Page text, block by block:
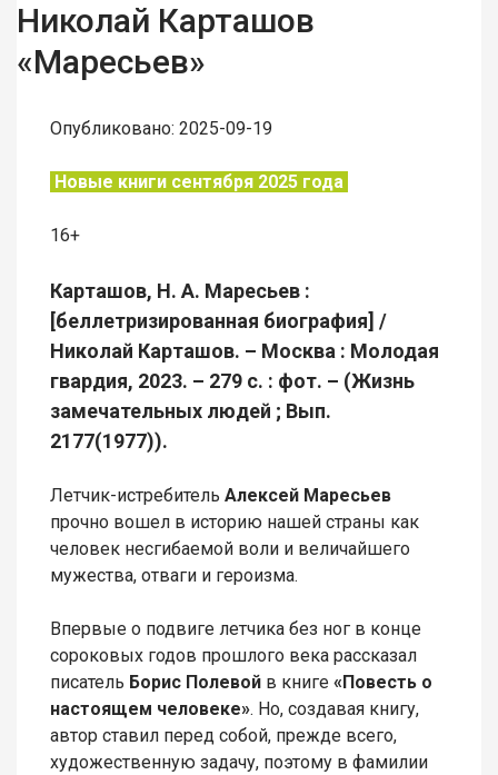
Николай Карташов
«Маресьев»
Опубликовано: 2025-09-19
Новые книги сентября 2025 года
16+
Карташов, Н. А. Маресьев :
[беллетризированная биография] /
Николай Карташов. – Москва : Молодая
гвардия, 2023. – 279 с. : фот. – (Жизнь
замечательных людей ; Вып.
2177(1977)).
Летчик-истребитель Алексей Маресьев
прочно вошел в историю нашей страны как
человек несгибаемой воли и величайшего
мужества, отваги и героизма.
Впервые о подвиге летчика без ног в конце
сороковых годов прошлого века рассказал
писатель Борис Полевой в книге «Повесть о
настоящем человеке». Но, создавая книгу,
автор ставил перед собой, прежде всего,
художественную задачу, поэтому в фамилии